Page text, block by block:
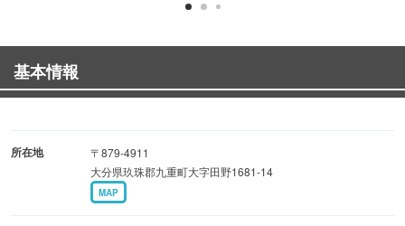
基本情報
所在地
〒879-4911
大分県玖珠郡九重町大字田野1681-14
MAP